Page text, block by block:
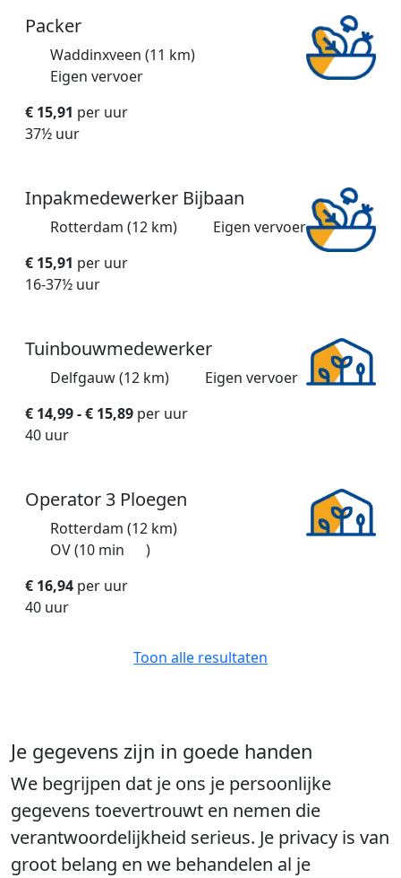
Packer
Waddinxveen (11 km)
Eigen vervoer
€ 15,91 per uur
37½ uur
Inpakmedewerker Bijbaan
Rotterdam (12 km)
Eigen vervoer
€ 15,91 per uur
16-37½ uur
Tuinbouwmedewerker
Delfgauw (12 km)
Eigen vervoer
€ 14,99 - € 15,89 per uur
40 uur
Operator 3 Ploegen
Rotterdam (12 km)
OV (10 min
)
€ 16,94 per uur
40 uur
Toon alle resultaten
Je gegevens zijn in goede handen
We begrijpen dat je ons je persoonlijke
gegevens toevertrouwt en nemen die
verantwoordelijkheid serieus. Je privacy is van
groot belang en we behandelen al je